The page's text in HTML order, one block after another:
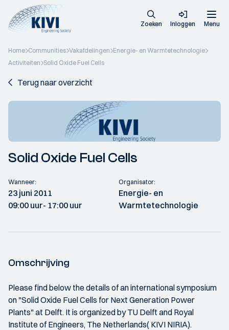
Zoeken Inloggen Menu
Home Communities Vakafdelingen Energie- en Warmtetechnologie
Activiteiten Solid Oxide Fuel Cells
Terug naar overzicht
Solid Oxide Fuel Cells
Wanneer:
23 juni 2011
09:00 uur- 17:00 uur
Organisator:
Energie- en
Warmtetechnologie
Omschrijving
Please find below the details of an international symposium
on "Solid Oxide Fuel Cells for Next Generation Power
Plants" at Delft. It is organized by TU Delft and Royal
Institute of Engineers, The Netherlands( KIVI NIRIA).